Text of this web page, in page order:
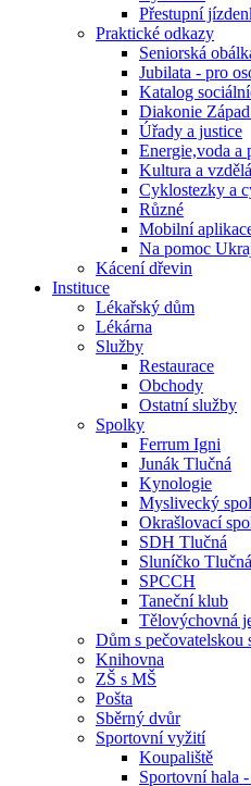
Přestupní
Praktické odkazy
Seniorská
Jubilata - pro
Katalog
Diakonie
Úřady a justice
Energie,voda a
Kultura a
Cyklostezky a
Různé
Mobilní
Na pomoc
Kácení dřevin
Instituce
Lékařský dům
Lékárna
Služby
Restaurace
Obchody
Ostatní služby
Spolky
Ferrum Igni
Junák Tlučná
Kynologie
Myslivecký
Okrašlovací
SDH Tlučná
Sluníčko
SPCCH
Taneční klub
Tělovýchovná
Dům s pečovatelskou
Knihovna
ZŠ s MŠ
Pošta
Sběrný dvůr
Sportovní vyžití
Koupaliště
Sportovní hala